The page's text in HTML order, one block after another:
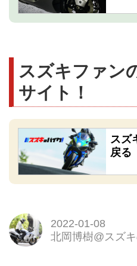
スズキファン
サイト！
スズ
戻る
2022-01-08
北岡博樹@スズキ